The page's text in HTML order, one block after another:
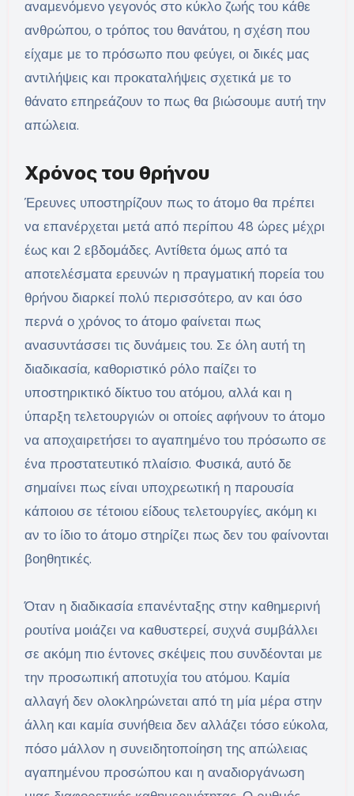
αναμενόμενο γεγονός στο κύκλο ζωής του κάθε
ανθρώπου, ο τρόπος του θανάτου, η σχέση που
είχαμε με το πρόσωπο που φεύγει, οι δικές μας
αντιλήψεις και προκαταλήψεις σχετικά με το
θάνατο επηρεάζουν το πως θα βιώσουμε αυτή την
απώλεια.
Χρόνος του θρήνου
Έρευνες υποστηρίζουν πως το άτομο θα πρέπει
να επανέρχεται μετά από περίπου 48 ώρες μέχρι
έως και 2 εβδομάδες. Αντίθετα όμως από τα
αποτελέσματα ερευνών η πραγματική πορεία του
θρήνου διαρκεί πολύ περισσότερο, αν και όσο
περνά ο χρόνος το άτομο φαίνεται πως
ανασυντάσσει τις δυνάμεις του. Σε όλη αυτή τη
διαδικασία, καθοριστικό ρόλο παίζει το
υποστηρικτικό δίκτυο του ατόμου, αλλά και η
ύπαρξη τελετουργιών οι οποίες αφήνουν το άτομο
να αποχαιρετήσει το αγαπημένο του πρόσωπο σε
ένα προστατευτικό πλαίσιο. Φυσικά, αυτό δε
σημαίνει πως είναι υποχρεωτική η παρουσία
κάποιου σε τέτοιου είδους τελετουργίες, ακόμη κι
αν το ίδιο το άτομο στηρίζει πως δεν του φαίνονται
βοηθητικές.
Όταν η διαδικασία επανένταξης στην καθημερινή
ρουτίνα μοιάζει να καθυστερεί, συχνά συμβάλλει
σε ακόμη πιο έντονες σκέψεις που συνδέονται με
την προσωπική αποτυχία του ατόμου. Καμία
αλλαγή δεν ολοκληρώνεται από τη μία μέρα στην
άλλη και καμία συνήθεια δεν αλλάζει τόσο εύκολα,
πόσο μάλλον η συνειδητοποίηση της απώλειας
αγαπημένου προσώπου και η αναδιοργάνωση